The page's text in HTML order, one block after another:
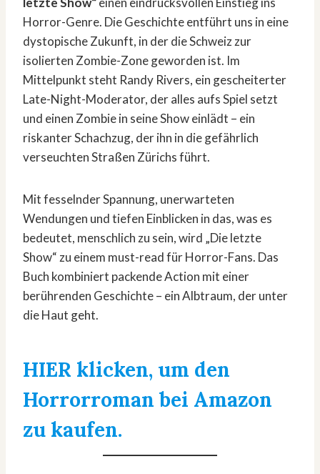
Horror-Genre. Die Geschichte entführt uns in eine
dystopische Zukunft, in der die Schweiz zur
isolierten Zombie-Zone geworden ist. Im
Mittelpunkt steht Randy Rivers, ein gescheiterter
Late-Night-Moderator, der alles aufs Spiel setzt
und einen Zombie in seine Show einlädt – ein
riskanter Schachzug, der ihn in die gefährlich
verseuchten Straßen Zürichs führt.
Mit fesselnder Spannung, unerwarteten
Wendungen und tiefen Einblicken in das, was es
bedeutet, menschlich zu sein, wird „Die letzte
Show“ zu einem must-read für Horror-Fans. Das
Buch kombiniert packende Action mit einer
berührenden Geschichte – ein Albtraum, der unter
die Haut geht.
HIER klicken, um den
Horrorroman bei Amazon
zu kaufen.